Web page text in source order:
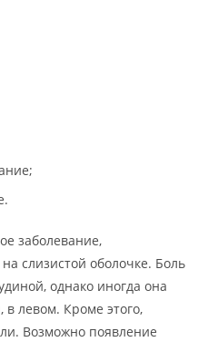
заболевание,
слизистой оболочке. Боль
однако иногда она
в левом. Кроме этого,
Возможно появление